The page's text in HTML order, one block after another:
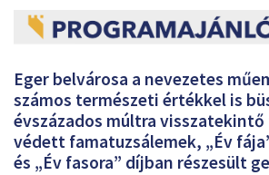
Eger belvárosa a nevezetes
számos természeti értékkel is
évszázados múltra
védett famatuzsálemek, „Év
és „Év fasora” díjban részesült